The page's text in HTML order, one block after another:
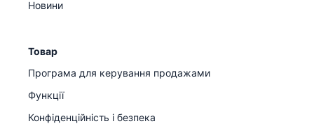
Новини
Товар
Програма для керування продажами
Функції
Конфіденційність і безпека